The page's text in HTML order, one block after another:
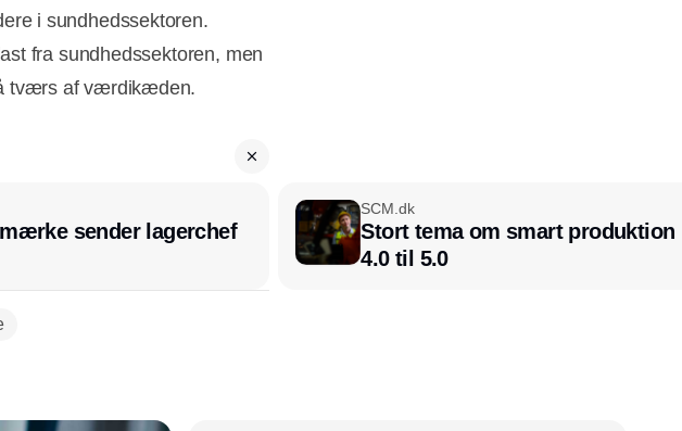
i sundhedssektoren.
fra sundhedssektoren, men
tværs af værdikæden.
sender lagerchef
SCM.dk
Stort tema om smart
4.0 til 5.0